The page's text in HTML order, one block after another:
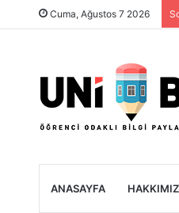
Cuma, Ağustos 7 2026
ANASAYFA